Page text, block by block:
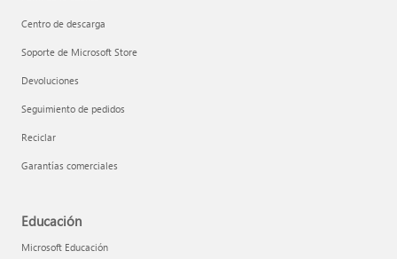
Centro de descarga
Soporte de Microsoft Store
Devoluciones
Seguimiento de pedidos
Reciclar
Garantías comerciales
Educación
Microsoft Educación